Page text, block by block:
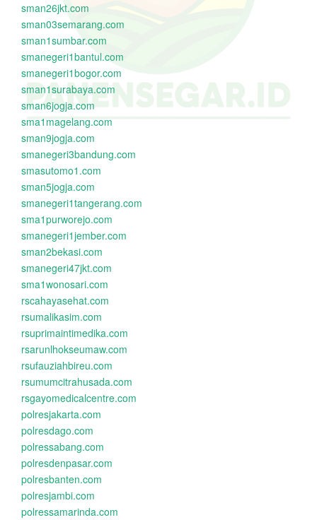
sman26jkt.com
sman03semarang.com
sman1sumbar.com
smanegeri1bantul.com
smanegeri1bogor.com
sman1surabaya.com
sman6jogja.com
sma1magelang.com
sman9jogja.com
smanegeri3bandung.com
smasutomo1.com
sman5jogja.com
smanegeri1tangerang.com
sma1purworejo.com
smanegeri1jember.com
sman2bekasi.com
smanegeri47jkt.com
sma1wonosari.com
rscahayasehat.com
rsumalikasim.com
rsuprimaintimedika.com
rsarunlhokseumaw.com
rsufauziahbireu.com
rsumumcitrahusada.com
rsgayomedicalcentre.com
polresjakarta.com
polresdago.com
polressabang.com
polresdenpasar.com
polresbanten.com
polresjambi.com
polressamarinda.com